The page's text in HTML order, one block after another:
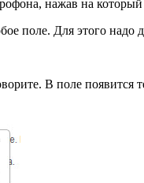
нажав на
поле. Для этого надо
В поле появится